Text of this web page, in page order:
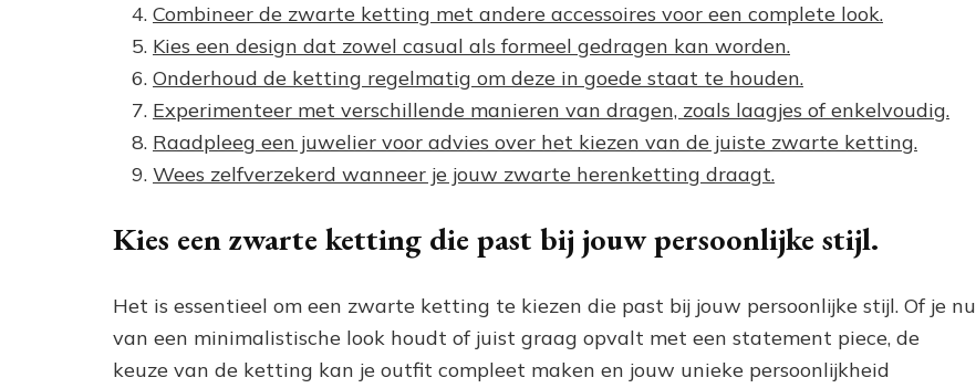
Combineer de zwarte ketting met andere accessoires voor een complete look.
Kies een design dat zowel casual als formeel gedragen kan worden.
Onderhoud de ketting regelmatig om deze in goede staat te houden.
Experimenteer met verschillende manieren van dragen, zoals laagjes of enkelvoudig.
Raadpleeg een juwelier voor advies over het kiezen van de juiste zwarte ketting.
Wees zelfverzekerd wanneer je jouw zwarte herenketting draagt.
Kies een zwarte ketting die past bij jouw persoonlijke stijl.
Het is essentieel om een zwarte ketting te kiezen die past bij jouw persoonlijke stijl. Of je nu
van een minimalistische look houdt of juist graag opvalt met een statement piece, de
keuze van de ketting kan je outfit compleet maken en jouw unieke persoonlijkheid